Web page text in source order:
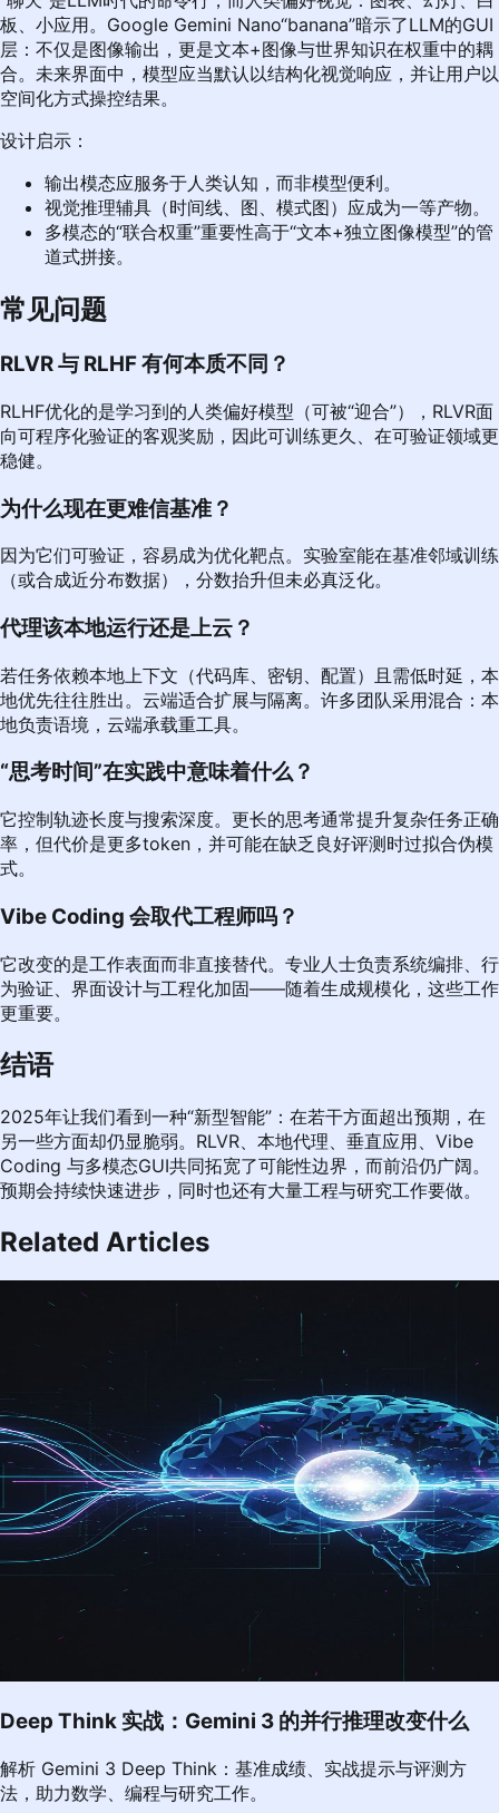
板、小应用。Google Gemini Nano“banana”暗示了LLM的GUI
层：不仅是图像输出，更是文本+图像与世界知识在权重中的耦
合。未来界面中，模型应当默认以结构化视觉响应，并让用户以
空间化方式操控结果。
设计启示：
输出模态应服务于人类认知，而非模型便利。
视觉推理辅具（时间线、图、模式图）应成为一等产物。
多模态的“联合权重”重要性高于“文本+独立图像模型”的管
道式拼接。
常见问题
RLVR 与 RLHF 有何本质不同？
RLHF优化的是学习到的人类偏好模型（可被“迎合”），RLVR面
向可程序化验证的客观奖励，因此可训练更久、在可验证领域更
稳健。
为什么现在更难信基准？
因为它们可验证，容易成为优化靶点。实验室能在基准邻域训练
（或合成近分布数据），分数抬升但未必真泛化。
代理该本地运行还是上云？
若任务依赖本地上下文（代码库、密钥、配置）且需低时延，本
地优先往往胜出。云端适合扩展与隔离。许多团队采用混合：本
地负责语境，云端承载重工具。
“思考时间”在实践中意味着什么？
它控制轨迹长度与搜索深度。更长的思考通常提升复杂任务正确
率，但代价是更多token，并可能在缺乏良好评测时过拟合伪模
式。
Vibe Coding 会取代工程师吗？
它改变的是工作表面而非直接替代。专业人士负责系统编排、行
为验证、界面设计与工程化加固——随着生成规模化，这些工作
更重要。
结语
2025年让我们看到一种“新型智能”：在若干方面超出预期，在
另一些方面却仍显脆弱。RLVR、本地代理、垂直应用、Vibe
Coding 与多模态GUI共同拓宽了可能性边界，而前沿仍广阔。
预期会持续快速进步，同时也还有大量工程与研究工作要做。
Related Articles
Deep Think 实战：Gemini 3 的并行推理改变什么
解析 Gemini 3 Deep Think：基准成绩、实战提示与评测方
法，助力数学、编程与研究工作。